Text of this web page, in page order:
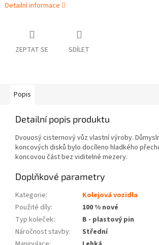
Detailní informace
ZEPTAT SE SDÍLET
Popis
Detailní popis produktu
Dvouosý cisternový vůz vlastní výroby.
koncových disků bylo docíleno hladkého
koncovou část bez viditelné mezery.
Doplňkové parametry
Kategorie:
Kolejová vozidla
Použité díly:
100 % nové
Typ koleček:
B - plastový pin
Náročnost stavby:
Střední